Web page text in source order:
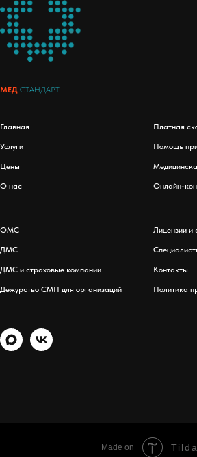
МЕД СТАНДАРТ
Главная
Услуги
Цены
О нас
Платная
Помощь
Онлайн-
ОМС
ДМС
ДМС и страховые компании
Дежурство СМП для организаций
Лицензии и
Контакты
Политика
Made on Tilda